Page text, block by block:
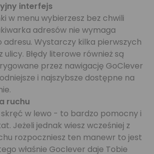
interfejs
w menu wybierzesz bez chwili
adresów nie wymaga
adresu. Wystarczy kilka pierwszych
Błędy literowe również są
przez nawigację GoClever
i najszybsze dostępne na
ruchu
w lewo - to bardzo pomocny i
Jeżeli jednak wiesz wcześniej z
rozpoczniesz ten manewr to jest
właśnie Goclever daje Tobie